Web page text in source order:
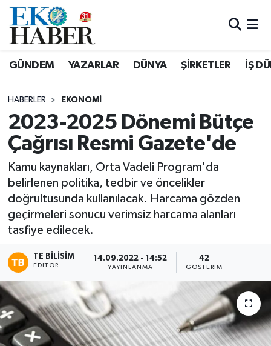
GÜNDEM YAZARLAR DÜNYA ŞİRKETLER İŞ
HABERLER EKONOMI
2023-2025 Dönemi Bütçe
Çağrısı Resmi Gazete'de
Kamu kaynakları, Orta Vadeli Program'da
belirlenen politika, tedbir ve öncelikler
doğrultusunda kullanılacak. Harcama gözden
geçirmeleri sonucu verimsiz harcama alanları
tasfiye edilecek.
TE BILISIM
EDITÖR
14.09.2022 - 14:52
YAYINLANMA
42
GÖSTERIM
Hava Durumu
Tüm Manşetler
Son Dakika Haberleri
Haber Arşivi